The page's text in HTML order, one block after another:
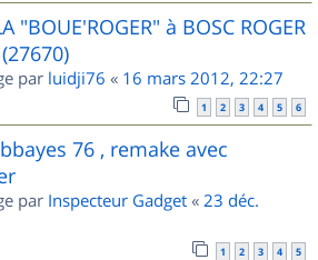
"BOUE'ROGER" à BOSC ROGER
par luidji76 « 16 mars 2012, 22:27
1 2 3 4 5 6
76 , remake avec
par Inspecteur Gadget « 23 déc.
1 2 3 4 5